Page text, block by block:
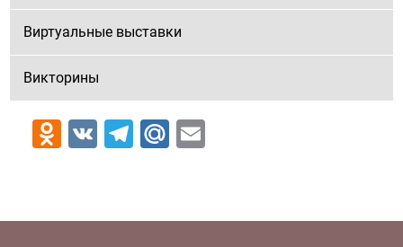
Виртуальные выставки
Викторины
Odnoklassniki
VK Telegram
Mail.Ru